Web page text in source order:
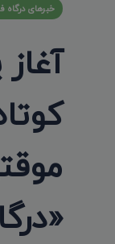
خبرهای درگاه